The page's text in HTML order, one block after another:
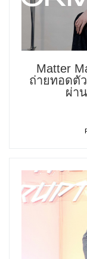
Matter
ถ่ายทอดตั
ผ่า